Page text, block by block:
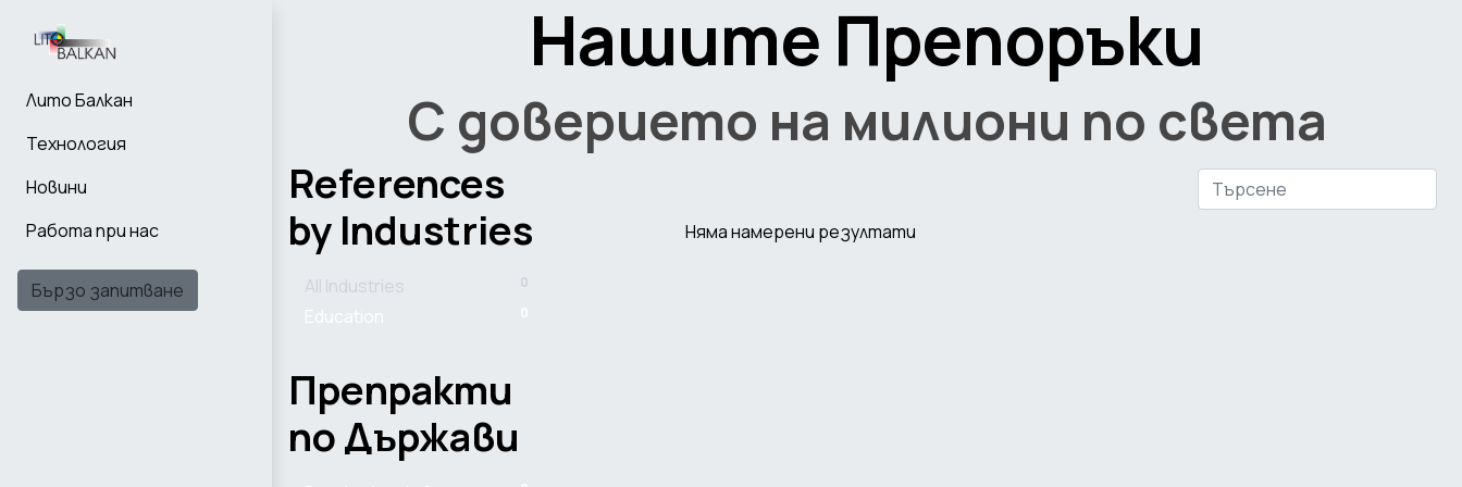
Лито Балкан
Технология
Новини
Работа при нас
Бързо запитване
Нашите Препоръки
С доверието на милиони по света
References
by Industries
0
All Industries
Препракти
по Държави
Няма намерени резултати